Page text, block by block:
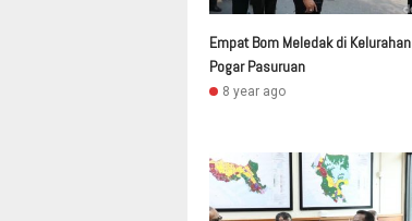
Empat Bom Meledak di Kelurahan
Pogar Pasuruan
8 year ago